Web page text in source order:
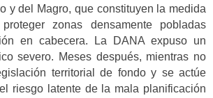
y del Magro, que constituyen la medida
zonas densamente pobladas
en cabecera. La DANA expuso un
severo. Meses después, mientras no
territorial de fondo y se actúe
riesgo latente de la mala planificación